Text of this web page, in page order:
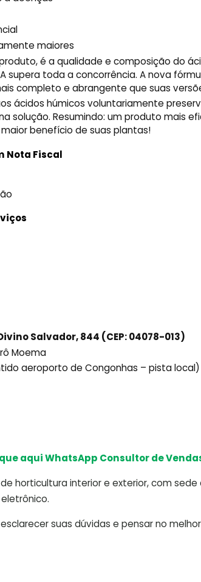
maiores
é a qualidade e composição do
supera toda a concorrência. A nova
completo e abrangente que suas
ácidos húmicos voluntariamente
solução. Resumindo: um produto mais
benefício de suas plantas!
Nota Fiscal
Salvador, 844 (CEP: 04078-013)
Moema
aeroporto de Congonhas – pista local)
aqui WhatsApp Consultor de
horticultura interior e exterior, com sede
suas dúvidas e pensar no